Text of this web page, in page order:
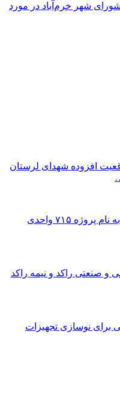
شهر خرم‌آباد در مورد
افزوده شهدای لرستان
چشم انتظاری ملت در معمایی به نام پروژه ۷۱۵ واحدی
و صنعتی راکد و نیمه راکد
وام 100 میلیونی برای نوسازی تجهیزات